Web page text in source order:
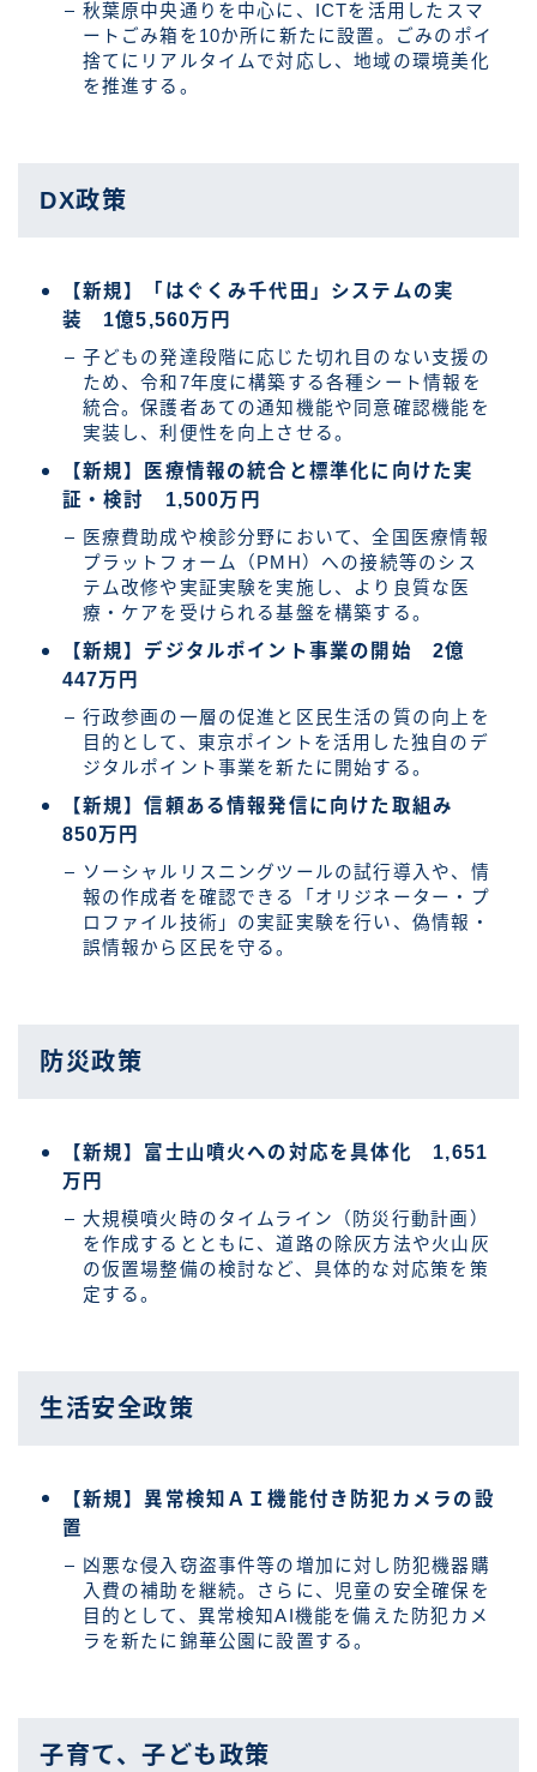
秋葉原中央通りを中心に、ICTを活用したスマ
ートごみ箱を10か所に新たに設置。ごみのポイ
捨てにリアルタイムで対応し、地域の環境美化
を推進する。
DX政策
【新規】「はぐくみ千代田」システムの実
装 1億5,560万円
子どもの発達段階に応じた切れ目のない支援の
ため、令和7年度に構築する各種シート情報を
統合。保護者あての通知機能や同意確認機能を
実装し、利便性を向上させる。
【新規】医療情報の統合と標準化に向けた実
証・検討 1,500万円
医療費助成や検診分野において、全国医療情報
プラットフォーム（PMH）への接続等のシス
テム改修や実証実験を実施し、より良質な医
療・ケアを受けられる基盤を構築する。
【新規】デジタルポイント事業の開始 2億
447万円
行政参画の一層の促進と区民生活の質の向上を
目的として、東京ポイントを活用した独自のデ
ジタルポイント事業を新たに開始する。
【新規】信頼ある情報発信に向けた取組み
850万円
ソーシャルリスニングツールの試行導入や、情
報の作成者を確認できる「オリジネーター・プ
ロファイル技術」の実証実験を行い、偽情報・
誤情報から区民を守る。
防災政策
【新規】富士山噴火への対応を具体化 1,651
万円
大規模噴火時のタイムライン（防災行動計画）
を作成するとともに、道路の除灰方法や火山灰
の仮置場整備の検討など、具体的な対応策を策
定する。
生活安全政策
【新規】異常検知ＡＩ機能付き防犯カメラの設
置
凶悪な侵入窃盗事件等の増加に対し防犯機器購
入費の補助を継続。さらに、児童の安全確保を
目的として、異常検知AI機能を備えた防犯カメ
ラを新たに錦華公園に設置する。
子育て、子ども政策